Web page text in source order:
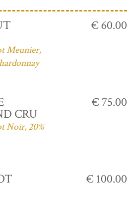
Meunier,
€ 60.00
CRU
Noir, 20%
€ 75.00
€ 100.00